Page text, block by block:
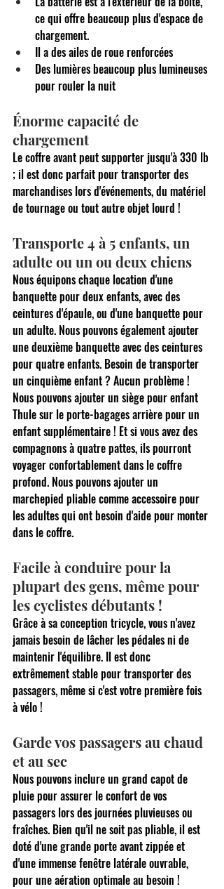
ce qui offre beaucoup plus d'espace de
chargement.
Il a des ailes de roue renforcées
Des lumières beaucoup plus lumineuses
pour rouler la nuit
Énorme capacité de
chargement
Le coffre avant peut supporter jusqu'à 330 lb
; il est donc parfait pour transporter des
marchandises lors d'événements, du matériel
de tournage ou tout autre objet lourd !
Transporte 4 à 5 enfants, un
adulte ou un ou deux chiens
Nous équipons chaque location d'une
banquette pour deux enfants, avec des
ceintures d'épaule, ou d'une banquette pour
un adulte. Nous pouvons également ajouter
une deuxième banquette avec des ceintures
pour quatre enfants. Besoin de transporter
un cinquième enfant ? Aucun problème !
Nous pouvons ajouter un siège pour enfant
Thule sur le porte-bagages arrière pour un
enfant supplémentaire ! Et si vous avez des
compagnons à quatre pattes, ils pourront
voyager confortablement dans le coffre
profond. Nous pouvons ajouter un
marchepied pliable comme accessoire pour
les adultes qui ont besoin d'aide pour monter
dans le coffre.
Facile à conduire pour la
plupart des gens, même pour
les cyclistes débutants !
Grâce à sa conception tricycle, vous n'avez
jamais besoin de lâcher les pédales ni de
maintenir l'équilibre. Il est donc
extrêmement stable pour transporter des
passagers, même si c'est votre première fois
à vélo !
Garde vos passagers au chaud
et au sec
Nous pouvons inclure un grand capot de
pluie pour assurer le confort de vos
passagers lors des journées pluvieuses ou
fraîches. Bien qu'il ne soit pas pliable, il est
doté d'une grande porte avant zippée et
d'une immense fenêtre latérale ouvrable,
pour une aération optimale au besoin !